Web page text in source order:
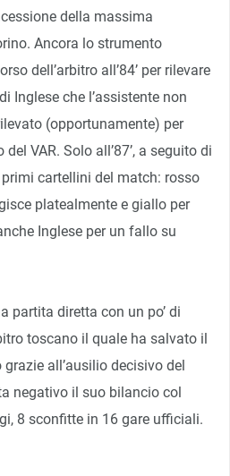
della massima
Ancora lo strumento
dell’arbitro all’84’ per rilevare
Inglese che l’assistente non
(opportunamente) per
VAR. Solo all’87’, a seguito di
cartellini del match: rosso
platealmente e giallo per
Inglese per un fallo su
partita diretta con un po’ di
toscano il quale ha salvato il
all’ausilio decisivo del
negativo il suo bilancio col
8 sconfitte in 16 gare ufficiali.